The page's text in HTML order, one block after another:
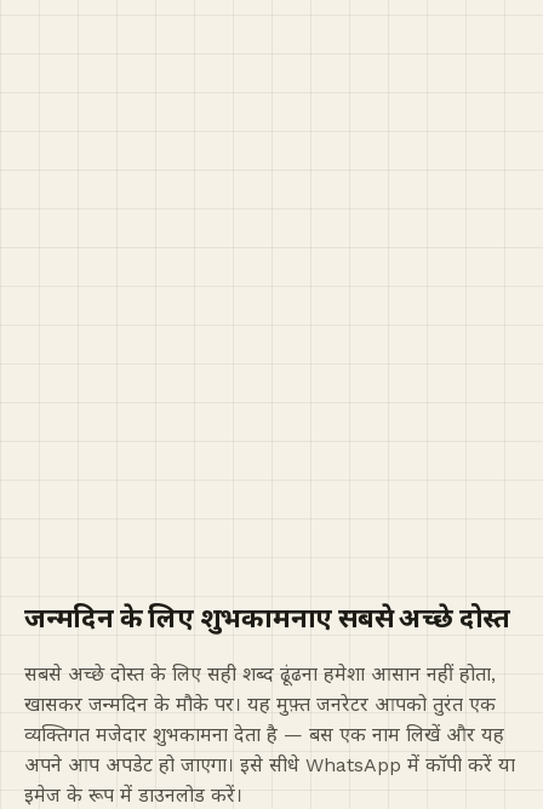
जन्मदिन के लिए शुभकामनाएं सबसे अच्छे दोस्त
सबसे अच्छे दोस्त के लिए सही शब्द ढूंढना हमेशा आसान नहीं होता,
खासकर जन्मदिन के मौके पर। यह मुफ़्त जनरेटर आपको तुरंत एक
व्यक्तिगत मजेदार शुभकामना देता है — बस एक नाम लिखें और यह
अपने आप अपडेट हो जाएगा। इसे सीधे WhatsApp में कॉपी करें या
इमेज के रूप में डाउनलोड करें।